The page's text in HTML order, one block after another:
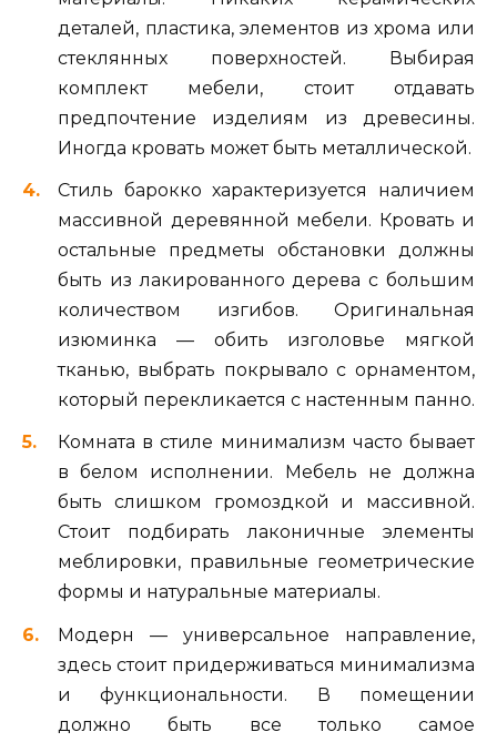
деталей, пластика, элементов из хрома или
стеклянных поверхностей. Выбирая
комплект мебели, стоит отдавать
предпочтение изделиям из древесины.
Иногда кровать может быть металлической.
Стиль барокко характеризуется наличием
массивной деревянной мебели. Кровать и
остальные предметы обстановки должны
быть из лакированного дерева с большим
количеством изгибов. Оригинальная
изюминка — обить изголовье мягкой
тканью, выбрать покрывало с орнаментом,
который перекликается с настенным панно.
Комната в стиле минимализм часто бывает
в белом исполнении. Мебель не должна
быть слишком громоздкой и массивной.
Стоит подбирать лаконичные элементы
меблировки, правильные геометрические
формы и натуральные материалы.
Модерн — универсальное направление,
здесь стоит придерживаться минимализма
и функциональности. В помещении
должно быть все только самое